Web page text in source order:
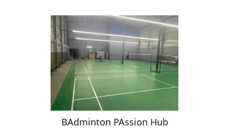
BAdminton PAssion Hub